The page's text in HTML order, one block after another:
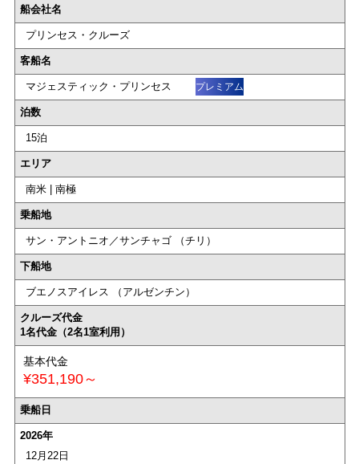
船会社名
プリンセス・クルーズ
客船名
マジェスティック・プリンセス プレミアム
泊数
15泊
エリア
南米 | 南極
乗船地
サン・アントニオ／サンチャゴ （チリ）
下船地
ブエノスアイレス （アルゼンチン）
クルーズ代金
1名代金（2名1室利用）
基本代金
¥351,190～
乗船日
2026年
12月22日